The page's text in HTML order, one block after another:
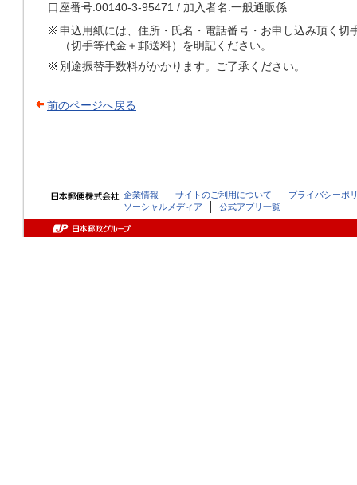
口座番号:00140-3-95471 / 加入者名:一般通販係
申込用紙には、住所・氏名・電話番号・お申し込み頂く切
（切手等代金＋郵送料）を明記ください。
別途振替手数料がかかります。ご了承ください。
前のページへ戻る
企業情報 サイトのご利用について
プライバシーポ
ソーシャルメディア
公式アプリ一覧